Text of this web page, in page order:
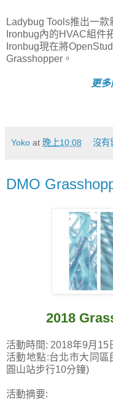
Ladybug Tools推出一
Ironbug內的HVAC組件
Ironbug現在將
Grasshopper。
更
Yoko at 晚上10:08 沒有
DMO
2018
活動時間: 2018年9月15
活動地點:台北市大同
圓山站步行10分鐘)
活動摘要: